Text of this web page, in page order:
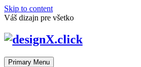
Skip to content
Váš dizajn pre všetko
Primary Menu